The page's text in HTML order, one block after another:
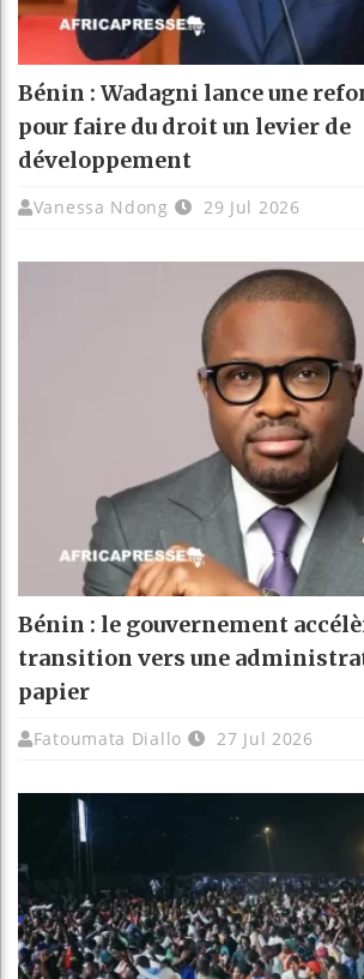
Bénin : Wadagni lance une
pour faire du droit un levier de
développement
Vanessa Ndong 29 Jul 2026
Bénin : le gouvernement
transition vers une
papier
Fatoumata Diallo 27 Jul 2026